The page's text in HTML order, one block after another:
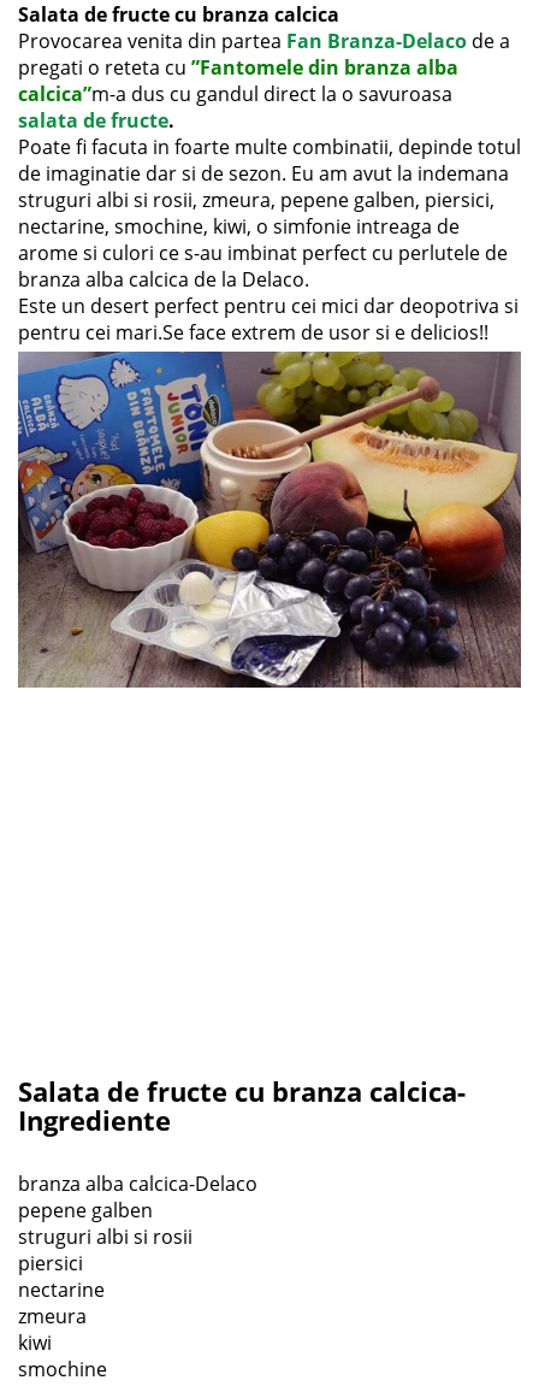
Salata de fructe cu branza calcica
Provocarea venita din partea Fan Branza-Delaco de a
pregati o reteta cu ”Fantomele din branza alba
calcica”m-a dus cu gandul direct la o savuroasa
salata de fructe.
Poate fi facuta in foarte multe combinatii, depinde totul
de imaginatie dar si de sezon. Eu am avut la indemana
struguri albi si rosii, zmeura, pepene galben, piersici,
nectarine, smochine, kiwi, o simfonie intreaga de
arome si culori ce s-au imbinat perfect cu perlutele de
branza alba calcica de la Delaco.
Este un desert perfect pentru cei mici dar deopotriva si
pentru cei mari.Se face extrem de usor si e delicios!!
Salata de fructe cu branza calcica-
Ingrediente
branza alba calcica-Delaco
pepene galben
struguri albi si rosii
piersici
nectarine
zmeura
kiwi
smochine